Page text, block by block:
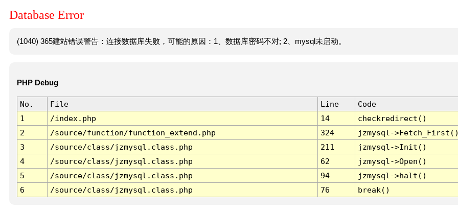
Database Error
(1040) 365建站错误警告：连接数据库失败，可能的原因：1、数据库密码不对; 2、mysql未启动。
PHP Debug
No. File Line
Code
1
/index.php 14
checkredirect()
2
/source/function/function_extend.php 324
jzmysql-
3
/source/class/jzmysql.class.php 211
jzmysql->Init()
4
/source/class/jzmysql.class.php 62
jzmysql->Open()
5
/source/class/jzmysql.class.php 94
jzmysql->halt()
6
/source/class/jzmysql.class.php 76 break()